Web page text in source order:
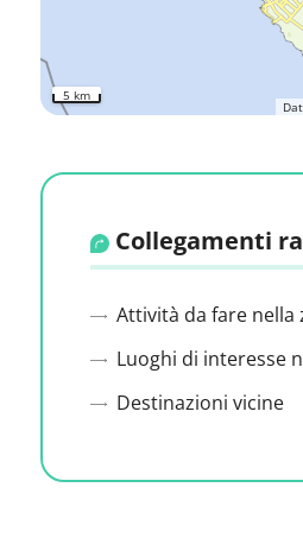
5 km
Collegamenti
Attività da fare nella
Luoghi di interesse
Destinazioni vicine